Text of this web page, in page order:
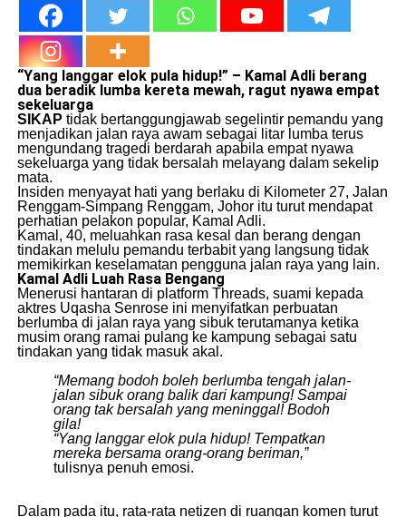
“Yang langgar elok pula hidup!” – Kamal Adli berang
dua beradik lumbakeretamewah, ragut nyawa empat
sekeluarga
SIKAP tidak bertanggungjawab segelintir pemandu yang
menjadikan jalan raya awam sebagai litar lumba terus
mengundang tragedi berdarah apabila empat nyawa
sekeluarga yang tidak bersalah melayang dalam sekelip
mata.
​Insiden menyayat hati yang berlaku di Kilometer 27, Jalan
Renggam-Simpang Renggam, Johor itu turut mendapat
perhatian pelakon popular, Kamal Adli.
​Kamal, 40, meluahkan rasa kesal dan berang dengan
tindakan melulu pemandu terbabit yang langsung tidak
memikirkan keselamatan pengguna jalan raya yang lain.
Kamal Adli Luah Rasa Bengang
​Menerusi hantaran di platform Threads, suami kepada
aktres Uqasha Senrose ini menyifatkan perbuatan
berlumba di jalan raya yang sibuk terutamanya ketika
musim orang ramai pulang ke kampung sebagai satu
tindakan yang tidak masuk akal.
“Memang bodoh boleh berlumba tengah jalan-
jalan sibuk orang balik dari kampung! Sampai
orang tak bersalah yang meninggal! Bodoh
gila!
“Yang langgar elok pula hidup! Tempatkan
mereka bersama orang-orang beriman,”
tulisnya penuh emosi.
​Dalam pada itu, rata-rata netizen di ruangan komen turut